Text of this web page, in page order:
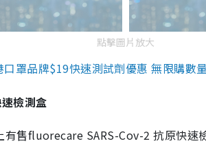
點擊圖片放大
罩品牌$19快速測試劑優惠 無限購數
檢測盒
有售fluorecare SARS-Cov-2 抗原快速